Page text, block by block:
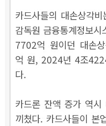
카드사들의 대손상각
감독원 금융통계정보
7702억 원이던 대손
억 원, 2024년 4조
다.
카드론 잔액 증가 역시
끼쳤다. 카드사들이 본